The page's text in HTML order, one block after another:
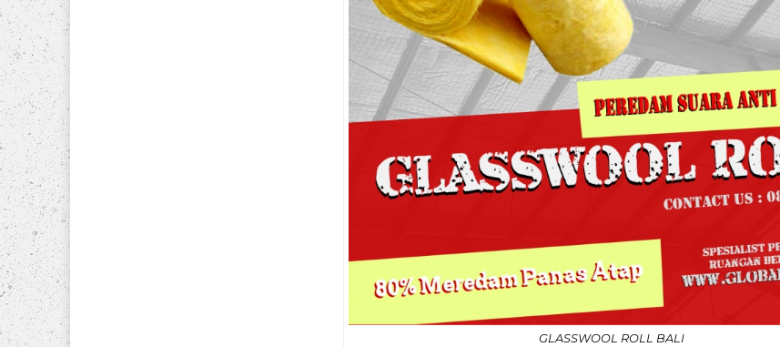
GLASSWOOL ROLL BALI